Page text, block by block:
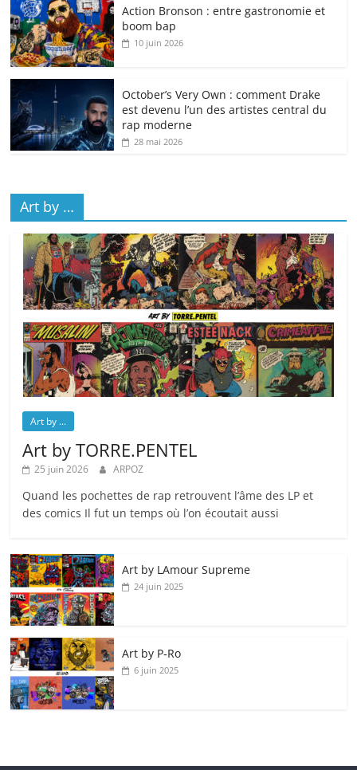
Action Bronson : entre gastronomie et
boom bap
10 juin 2026
October’s Very Own : comment Drake
est devenu l’un des artistes central du
rap moderne
28 mai 2026
Art by …
Art by ...
Art by TORRE.PENTEL
25 juin 2026 ARPOZ
Quand les pochettes de rap retrouvent l’âme des LP et
des comics Il fut un temps où l’on écoutait aussi
Art by LAmour Supreme
24 juin 2025
Art by P‑Ro
6 juin 2025